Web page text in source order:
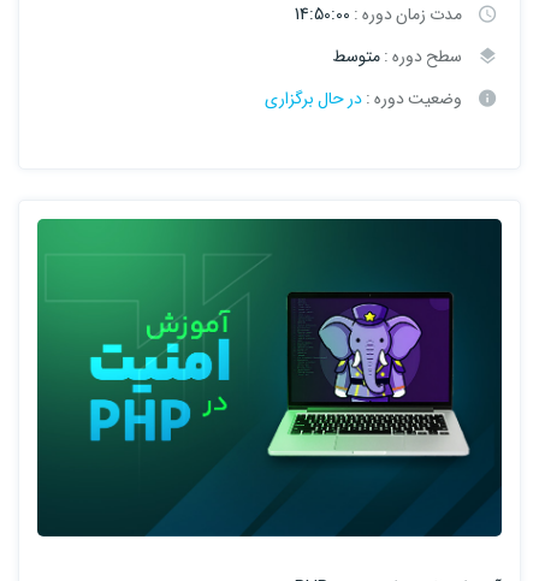
مدت زمان دوره : 14:50:00
سطح دوره :متوسط
وضعیت دوره :در حال برگزاری